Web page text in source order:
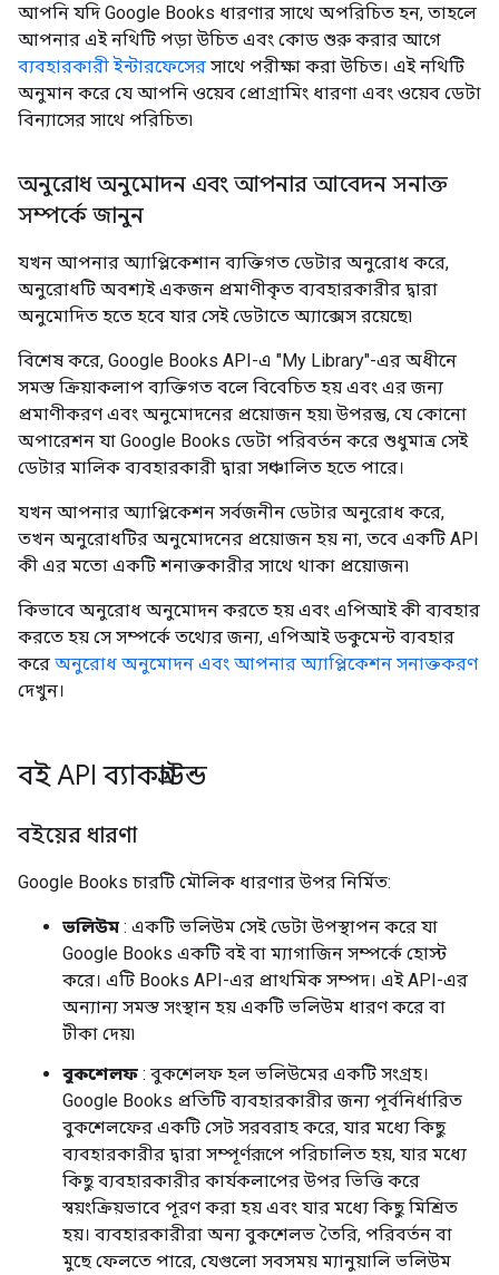
আপনি যদি Google Books ধারণার সাথে অপরিচিত হন, তাহলে
আপনার এই নথিটি পড়া উচিত এবং কোড শুরু করার আগে
ব্যবহারকারী ইন্টারফেসের সাথে পরীক্ষা করা উচিত। এই নথিটি
অনুমান করে যে আপনি ওয়েব প্রোগ্রামিং ধারণা এবং ওয়েব ডেটা
বিন্যাসের সাথে পরিচিত৷
অনুরোধ অনুমোদন এবং আপনার আবেদন সনাক্ত
সম্পর্কে জানুন
যখন আপনার অ্যাপ্লিকেশান ব্যক্তিগত ডেটার অনুরোধ করে,
অনুরোধটি অবশ্যই একজন প্রমাণীকৃত ব্যবহারকারীর দ্বারা
অনুমোদিত হতে হবে যার সেই ডেটাতে অ্যাক্সেস রয়েছে৷
বিশেষ করে, Google Books API-এ "My Library"-এর অধীনে
সমস্ত ক্রিয়াকলাপ ব্যক্তিগত বলে বিবেচিত হয় এবং এর জন্য
প্রমাণীকরণ এবং অনুমোদনের প্রয়োজন হয়৷ উপরন্তু, যে কোনো
অপারেশন যা Google Books ডেটা পরিবর্তন করে শুধুমাত্র সেই
ডেটার মালিক ব্যবহারকারী দ্বারা সঞ্চালিত হতে পারে।
যখন আপনার অ্যাপ্লিকেশন সর্বজনীন ডেটার অনুরোধ করে,
তখন অনুরোধটির অনুমোদনের প্রয়োজন হয় না, তবে একটি API
কী এর মতো একটি শনাক্তকারীর সাথে থাকা প্রয়োজন৷
কিভাবে অনুরোধ অনুমোদন করতে হয় এবং এপিআই কী ব্যবহার
করতে হয় সে সম্পর্কে তথ্যের জন্য, এপিআই ডকুমেন্ট ব্যবহার
করে অনুরোধ অনুমোদন এবং আপনার অ্যাপ্লিকেশন সনাক্তকরণ
দেখুন।
বই API ব্যাকগ্রাউন্ড
বইয়ের ধারণা
Google Books চারটি মৌলিক ধারণার উপর নির্মিত:
ভলিউম : একটি ভলিউম সেই ডেটা উপস্থাপন করে যা
Google Books একটি বই বা ম্যাগাজিন সম্পর্কে হোস্ট
করে। এটি Books API-এর প্রাথমিক সম্পদ। এই API-এর
অন্যান্য সমস্ত সংস্থান হয় একটি ভলিউম ধারণ করে বা
টীকা দেয়৷
বুকশেলফ : বুকশেলফ হল ভলিউমের একটি সংগ্রহ।
Google Books প্রতিটি ব্যবহারকারীর জন্য পূর্বনির্ধারিত
বুকশেলফের একটি সেট সরবরাহ করে, যার মধ্যে কিছু
ব্যবহারকারীর দ্বারা সম্পূর্ণরূপে পরিচালিত হয়, যার মধ্যে
কিছু ব্যবহারকারীর কার্যকলাপের উপর ভিত্তি করে
স্বয়ংক্রিয়ভাবে পূরণ করা হয় এবং যার মধ্যে কিছু মিশ্রিত
হয়। ব্যবহারকারীরা অন্য বুকশেলভ তৈরি, পরিবর্তন বা
মুছে ফেলতে পারে, যেগুলো সবসময় ম্যানুয়ালি ভলিউম